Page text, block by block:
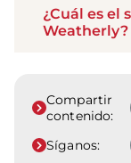
¿Cuál es el
Weatherly?
Compartir
contenido:
Síganos: